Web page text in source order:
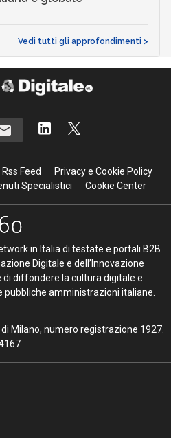
Vedi tutti gli approfondimenti >
Rss Feed
Privacy e Cookie Policy
Specialistici
Cookie Center
in Italia di testate e portali B2B
Digitale e dell’Innovazione
di diffondere la cultura digitale e
amministrazioni italiane.
Milano, numero registrazione 1927.